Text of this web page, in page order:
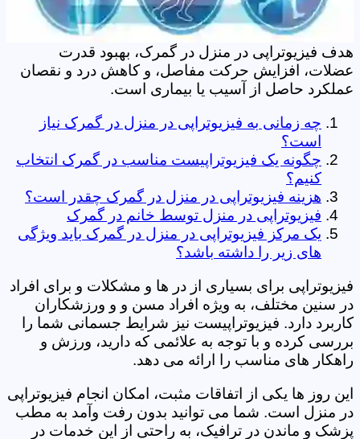
هدف فیزیوتراپی در منزل در گمرک، بهبود قدرت
عضلات، افزایش حرکت مفاصل، و کاهش درد و نقصان
عملکرد حاصل از آسیب یا بیماری است.
چه زمانی به فیزیوتراپی در منزل در گمرک نیاز
است؟
چگونه یک فیزیوتراپیست مناسب در گمرک انتخاب
کنیم؟
هزینه فیزیوتراپی در منزل در گمرک چقدر است؟
فیزیوتراپی در منزل توسط خانم در گمرک
یک مرکز فیزیوتراپی در منزل در گمرک باید ویژگی
های زیر را داشته باشد؟
فیزیوتراپی برای بسیاری از در ها و مشکلات و برای افراد
در سنین مختلف، به ویژه افراد مسن و و ورزشکاران
کاربرد دارد. فیزیوتراپیست نیز شرایط جسمانی شما را
بررسی کرده و با توجه به علائمی که دارید، ورزش و
راهکار های مناسب را ارائه می دهد.
این روز ها یکی از اتفاقات مثبت، امکان انجام فیزیوتراپی
در منزل است. شما می توانید بدون رفت وآمد به مطب
پزشک و ماندن در ترافیک، به راحتی از این خدمات در